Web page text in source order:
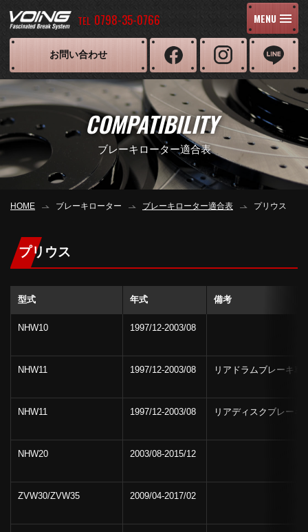
TEL 0798-35-0766 MENU
お問い合わせ
COMPATIBILITY
ブレーキローター適合表
HOME ブレーキローター ブレーキローター適合表 プリウス
プリウス
型式 年式 備考
NHW10 1997/12-2003/08
NHW11 1997/12-2003/08 リアドラムブレーキ車
NHW11 1997/12-2003/08 リアディスクブレーキ
NHW20 2003/08-2015/12
ZVW30/ZVW35 2009/04-2017/02